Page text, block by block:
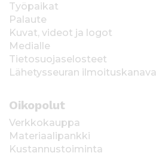
Työpaikat
Palaute
Kuvat, videot ja logot
Medialle
Tietosuojaselosteet
Lähetysseuran ilmoituskanava
Oikopolut
Verkkokauppa
Materiaalipankki
Kustannustoiminta